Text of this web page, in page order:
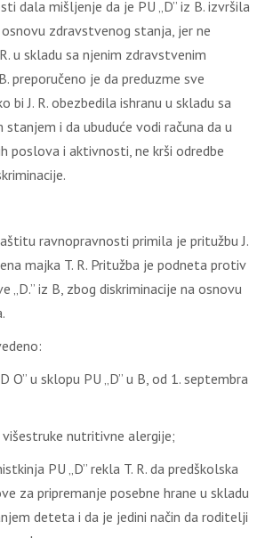
dala mišljenje da je PU „D” iz B. izvršila
zdravstvenog stanja, jer ne
u skladu sa njenim zdravstvenim
preporučeno je da preduzme sve
bi J. R. obezbedila ishranu u skladu sa
i da ubuduće vodi računa da u
poslova i aktivnosti, ne krši odredbe
ravnopravnosti primila je pritužbu J.
majka T. R. Pritužba je podneta protiv
„D.” iz B, zbog diskriminacije na osnovu
O” u sklopu PU „D” u B, od 1. septembra
nutritivne alergije;
PU „D” rekla T. R. da predškolska
za pripremanje posebne hrane u skladu
deteta i da je jedini način da roditelji